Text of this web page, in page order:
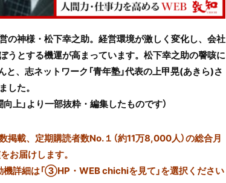
の神様・松下幸之助。経営環境が激しく変化し、会社
うとする機運が高まっています。松下幸之助の謦咳に
、志ネットワーク「青年塾」代表の上甲晃(あきら)さ
した。
上」より一部抜粋・編集したものです）
載、定期購読者数No.１（約11万8,000人）の総合月
お届けします。
詳細は「③HP・WEB chichiを見て」を選択ください